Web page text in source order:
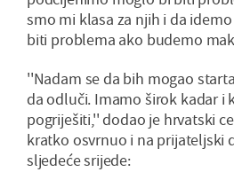
smo mi klasa za njih i da
biti problema ako budemo
''Nadam se da bih mogao
da odluči. Imamo širok kadar i
pogriješiti,'' dodao je hrvatski
kratko osvrnuo i na prijateljski
sljedeće srijede: